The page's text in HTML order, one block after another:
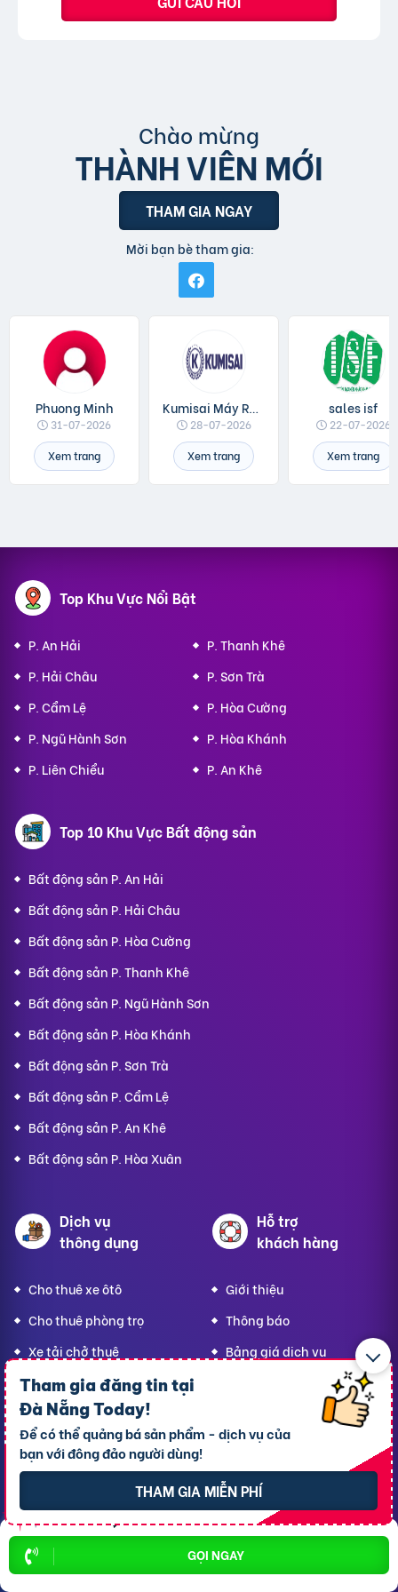
GỌI NGAY
Tham gia đăng tin tại
Đà Nẵng Today!
Để có thể quảng bá sản phẩm - dịch vụ của
bạn với đông đảo người dùng!
THAM GIA MIỄN PHÍ
Chào mừng
THÀNH VIÊN MỚI
THAM GIA NGAY
Mời bạn bè tham gia:
Phuong Minh
31-07-2026
Xem trang
Kumisai Máy Rửa Xe
28-07-2026
Xem trang
sales isf
22-07-2026
Xem trang
Top Khu Vực Nổi Bật
P. An Hải
P. Thanh Khê
P. Hải Châu
P. Sơn Trà
P. Cẩm Lệ
P. Hòa Cường
P. Ngũ Hành Sơn
P. Hòa Khánh
P. Liên Chiểu
P. An Khê
Top 10 Khu Vực Bất động sản
Bất động sản P. An Hải
Bất động sản P. Hải Châu
Bất động sản P. Hòa Cường
Bất động sản P. Thanh Khê
Bất động sản P. Ngũ Hành Sơn
Bất động sản P. Hòa Khánh
Bất động sản P. Sơn Trà
Bất động sản P. Cẩm Lệ
Bất động sản P. An Khê
Bất động sản P. Hòa Xuân
Dịch vụ
thông dụng
Cho thuê xe ôtô
Cho thuê phòng trọ
Xe tải chở thuê
Homestay
Hải sản tươi sống
Trang trí quán - shop
Quà Lưu niệm
Dành cho thú cưng
Thời trang Mẹ & Bé
Hỗ trợ
khách hàng
Giới thiệu
Thông báo
Bảng giá dịch vụ
Hướng dẫn sử dụng
Liên hệ hỗ trợ
Bạn
hãy lan tỏa yêu thương!